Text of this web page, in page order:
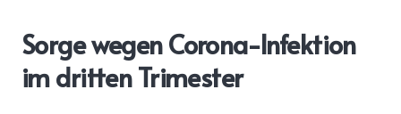
Sorge wegen Corona-Infektion
im dritten Trimester